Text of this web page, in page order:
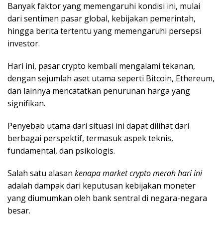
Banyak faktor yang memengaruhi kondisi ini, mulai
dari sentimen pasar global, kebijakan pemerintah,
hingga berita tertentu yang memengaruhi persepsi
investor.
Hari ini, pasar crypto kembali mengalami tekanan,
dengan sejumlah aset utama seperti Bitcoin, Ethereum,
dan lainnya mencatatkan penurunan harga yang
signifikan.
Penyebab utama dari situasi ini dapat dilihat dari
berbagai perspektif, termasuk aspek teknis,
fundamental, dan psikologis.
Salah satu alasan kenapa market crypto merah hari ini
adalah dampak dari keputusan kebijakan moneter
yang diumumkan oleh bank sentral di negara-negara
besar.